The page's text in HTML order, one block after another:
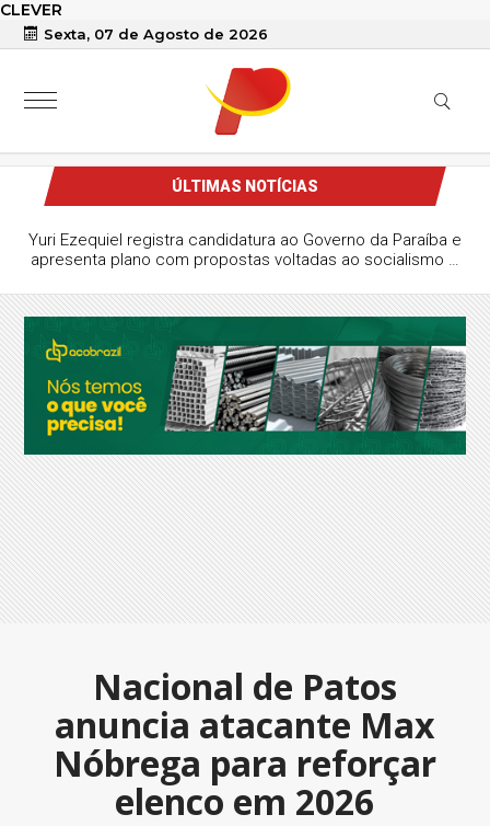
CLEVER
Sexta, 07 de Agosto de 2026
ÚLTIMAS NOTÍCIAS
Yuri Ezequiel registra candidatura ao Governo da Paraíba e
apresenta plano com propostas voltadas ao socialismo e
Nacional de Patos
anuncia atacante Max
Nóbrega para reforçar
elenco em 2026